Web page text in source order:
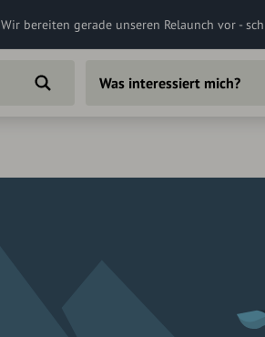
Wir bereiten gerade unseren Relaunch vor -
Was interessiert mich?